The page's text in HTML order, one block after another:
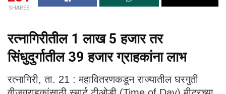
SHARES
रत्नागिरीतील 1 लाख 5 हजार तर
सिंधुदुर्गातील 39 हजार ग्राहकांना लाभ
रत्नागिरी, ता. 21 : महावितरणकडून राज्यातील घरगुती